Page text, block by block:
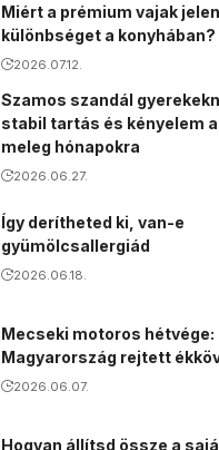
Miért a prémium vajak
különbséget a konyhában?
2026.07.12.
Szamos szandál
stabil tartás és kényelem a
meleg hónapokra
2026.06.27.
Így derítheted ki, van-e
gyümölcsallergiád
2026.06.18.
Mecseki motoros hétvége:
Magyarország rejtett
2026.06.07.
Hogyan állítsd össze a